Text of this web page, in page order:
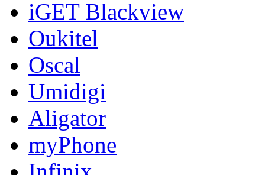
iGET Blackview
Oukitel
Oscal
Umidigi
Aligator
myPhone